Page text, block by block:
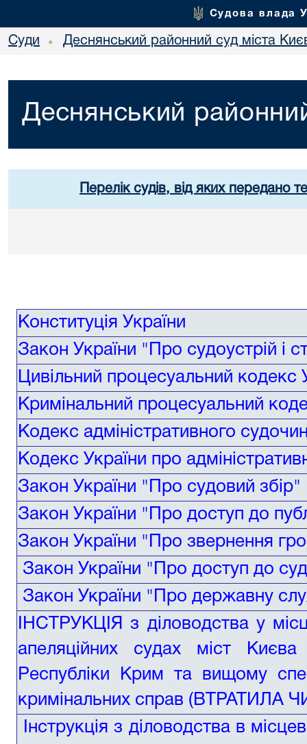
Судова влада
Суди • Деснянський районний суд міста
Деснянський
Перелік судів, від яких передано
Конституція України
Закон України "Про судоустрій і
Цивільний процесуальний кодекс
Кримінальний процесуальний
Кодекс адміністративного
Кодекс України про
Закон України "Про судовий збір"
Закон України "Про доступ до
Закон України "Про звернення
Закон України "Про доступ до
Закон України "Про державну
ІНСТРУКЦІЯ з діловодства у
апеляційних судах міст
Республіки Крим та вищому
кримінальних справ (ВТРАТИЛА
Інструкція з діловодства в